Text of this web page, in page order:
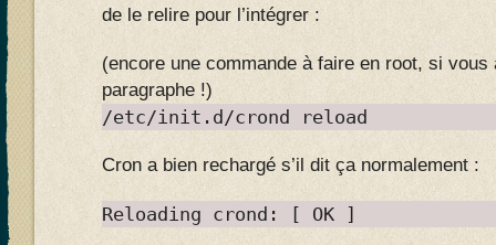
de le relire pour l’intégrer :
(encore une commande à faire en root, si
paragraphe !)
/etc/init.d/crond reload
Cron a bien rechargé s’il dit ça normalement :
Reloading crond: [ OK ]